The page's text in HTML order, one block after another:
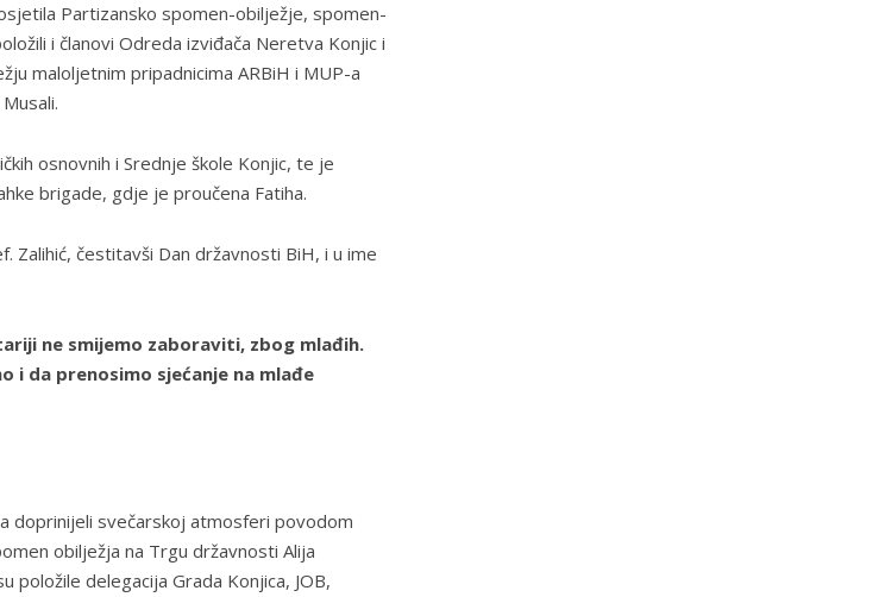
Partizansko spomen-obilježje, spomen-
i članovi Odreda izviđača Neretva Konjic i
maloljetnim pripadnicima ARBiH i MUP-a
osnovnih i Srednje škole Konjic, te je
brigade, gdje je proučena Fatiha.
Zalihić, čestitavši Dan državnosti BiH, i u ime
ne smijemo zaboraviti, zbog mlađih.
i da prenosimo sjećanje na mlađe
doprinijeli svečarskoj atmosferi povodom
obilježja na Trgu državnosti Alija
položile delegacija Grada Konjica, JOB,